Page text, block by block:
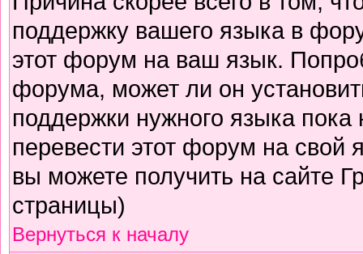
поддержку вашего языка в
этот форум на ваш язык.
форума, может ли он
поддержки нужного языка
перевести этот форум на
вы можете получить на сайте
страницы)
Вернуться к началу